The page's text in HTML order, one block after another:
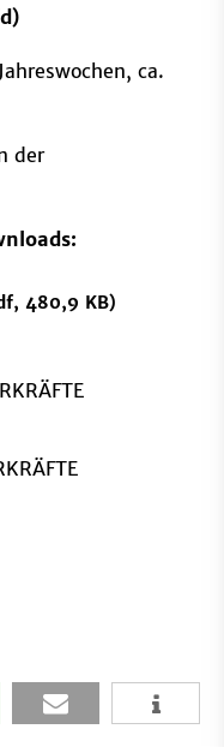
ca.
der
480,9 KB)